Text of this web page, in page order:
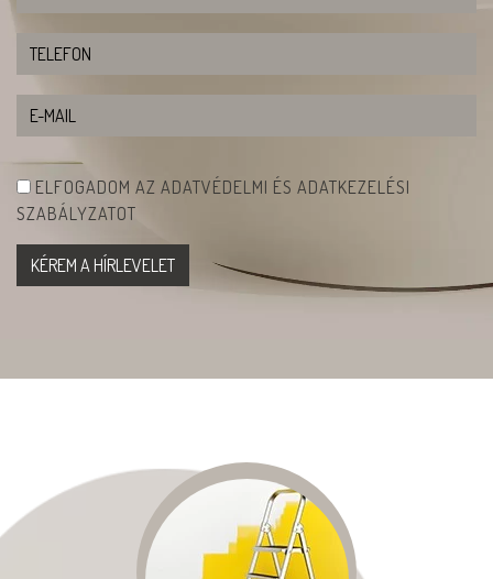
ELFOGADOM AZ ADATVÉDELMI ÉS ADATKEZELÉSI
SZABÁLYZATOT